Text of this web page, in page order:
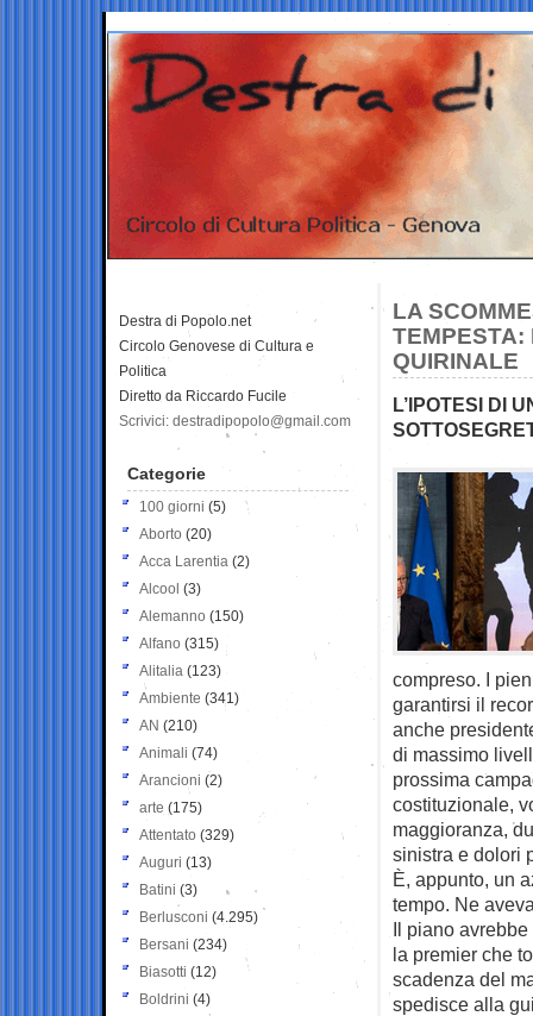
LA
TEMPESTA:
QUIRINALE
L’IPOTESI DI
compreso. I
garantirsi il
anche
di massimo
prossima
costituzionale,
maggioranza,
sinistra e dolori
È, appunto, un
tempo. Ne
Il piano
la premier che
scadenza del
spedisce alla
Destra di Popolo.net
Circolo Genovese di Cultura e
Politica
Diretto da Riccardo Fucile
Scrivici: destradipopolo@gmail.com
Categorie
100 giorni (5)
Aborto (20)
Acca Larentia (2)
Alcool (3)
Alemanno (150)
Alfano (315)
Alitalia (123)
Ambiente (341)
AN (210)
Animali (74)
Arancioni (2)
arte (175)
Attentato (329)
Auguri (13)
Batini (3)
Berlusconi (4.295)
Bersani (234)
Biasotti (12)
Boldrini (4)